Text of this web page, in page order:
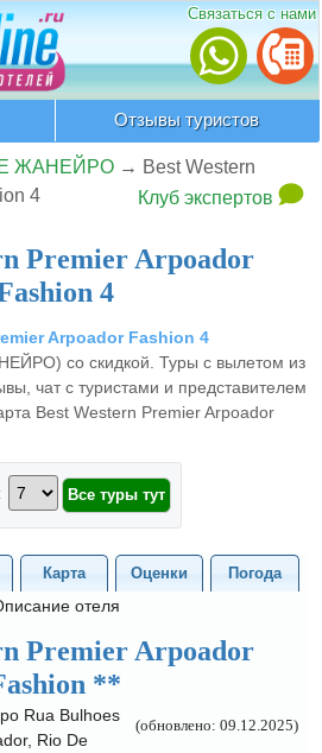
Связаться с нами
Отзывы туристов
ЖАНЕЙРО → Best Western
4
Клуб экспертов
Premier Arpoador
4
Arpoador Fashion 4
со скидкой. Туры с вылетом из
чат с туристами и представителем
Best Western Premier Arpoador
Карта Оценки Погода
отеля
Premier Arpoador
**
(обновлено: 09.12.2025)
Rua Bulhoes
Rio De